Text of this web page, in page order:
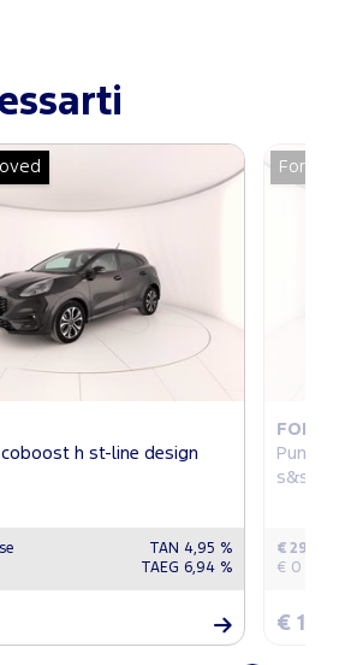
h st-line design
TAN 4,95 %
TAEG 6,94 %
Ford
FORD
Puma
s&s
€ 293
€ 0
€